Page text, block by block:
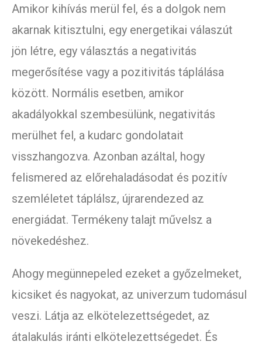
Amikor kihívás merül fel, és a dolgok nem
akarnak kitisztulni, egy energetikai válaszút
jön létre, egy választás a negativitás
megerősítése vagy a pozitivitás táplálása
között. Normális esetben, amikor
akadályokkal szembesülünk, negativitás
merülhet fel, a kudarc gondolatait
visszhangozva. Azonban azáltal, hogy
felismered az előrehaladásodat és pozitív
szemléletet táplálsz, újrarendezed az
energiádat. Termékeny talajt művelsz a
növekedéshez.
Ahogy megünnepeled ezeket a győzelmeket,
kicsiket és nagyokat, az univerzum tudomásul
veszi. Látja az elkötelezettségedet, az
átalakulás iránti elkötelezettségedet. És